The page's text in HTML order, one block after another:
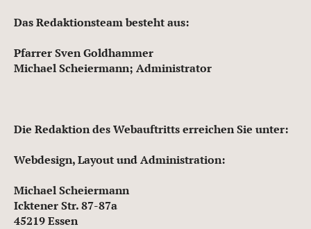
Das Redaktionsteam besteht aus:
Pfarrer Sven Goldhammer
Michael Scheiermann; Administrator
Die Redaktion des Webauftritts erreichen Sie unter:
Webdesign, Layout und Administration:
Michael Scheiermann
Icktener Str. 87-87a
45219 Essen